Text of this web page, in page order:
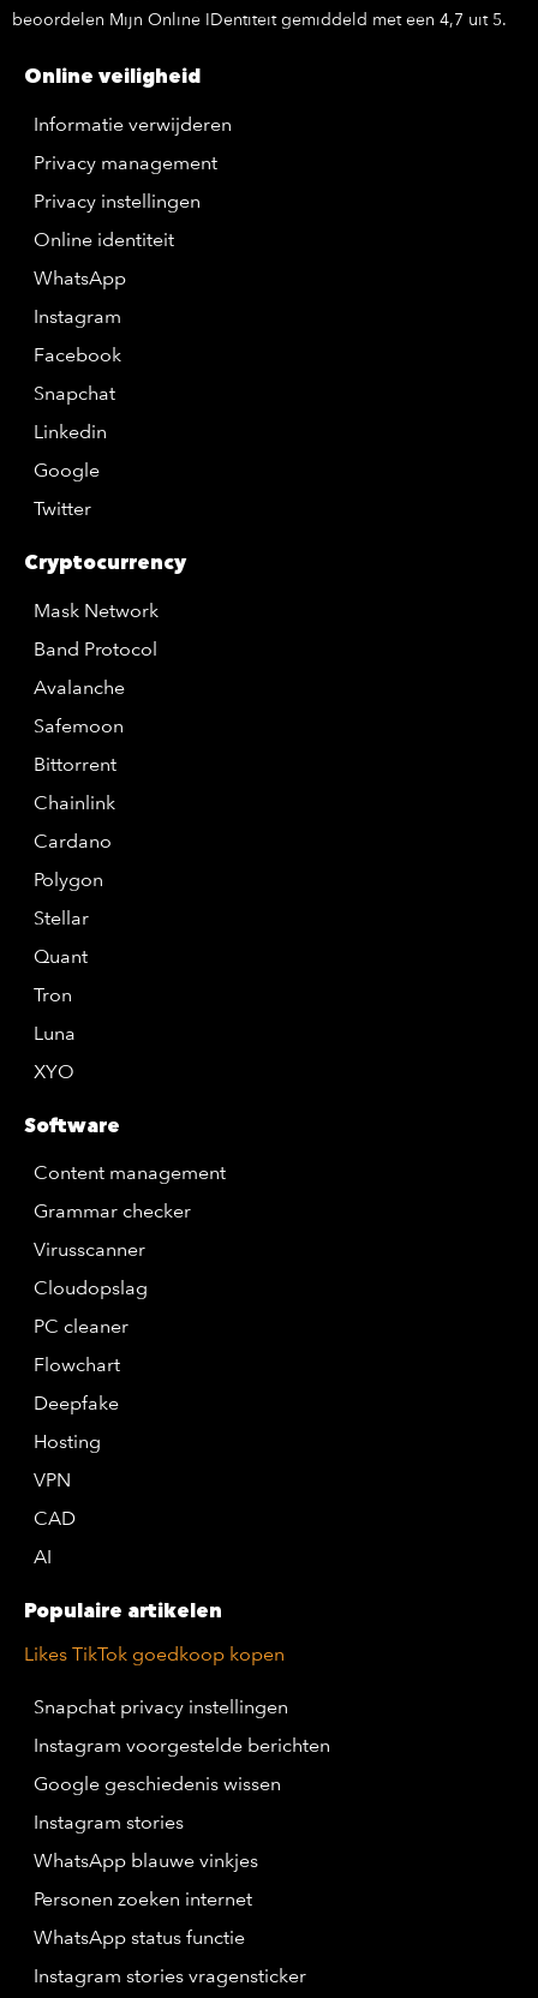
beoordelen Mijn Online IDentiteit gemiddeld met een 4,7 uit 5.
Online veiligheid
Informatie verwijderen
Privacy management
Privacy instellingen
Online identiteit
WhatsApp
Instagram
Facebook
Snapchat
Linkedin
Google
Twitter
Cryptocurrency
Mask Network
Band Protocol
Avalanche
Safemoon
Bittorrent
Chainlink
Cardano
Polygon
Stellar
Quant
Tron
Luna
XYO
Software
Content management
Grammar checker
Virusscanner
Cloudopslag
PC cleaner
Flowchart
Deepfake
Hosting
VPN
CAD
AI
Populaire artikelen
Likes TikTok goedkoop kopen
Snapchat privacy instellingen
Instagram voorgestelde berichten
Google geschiedenis wissen
Instagram stories
WhatsApp blauwe vinkjes
Personen zoeken internet
WhatsApp status functie
Instagram stories vragensticker